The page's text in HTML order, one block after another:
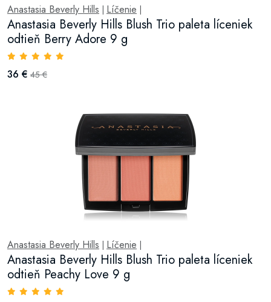
Anastasia Beverly Hills Líčenie
Anastasia Beverly Hills Blush Trio paleta líceniek
odtieň Berry Adore 9 g
36 € 45 €
Anastasia Beverly Hills Líčenie
Anastasia Beverly Hills Blush Trio paleta líceniek
odtieň Peachy Love 9 g